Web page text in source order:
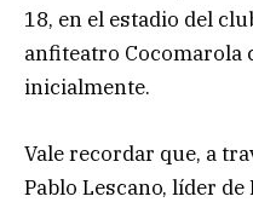
18, en el estadio del
anfiteatro Cocomarola
inicialmente.
Vale recordar que, a
Pablo Lescano, líder